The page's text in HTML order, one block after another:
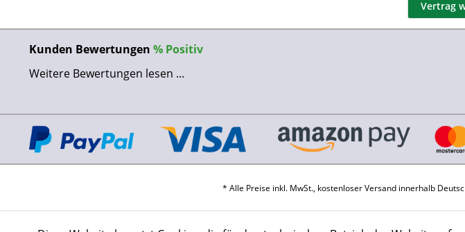
Vertrag
Kunden Bewertungen % Positiv
Weitere Bewertungen lesen ...
* Alle Preise inkl. MwSt., kostenloser Versand innerhalb